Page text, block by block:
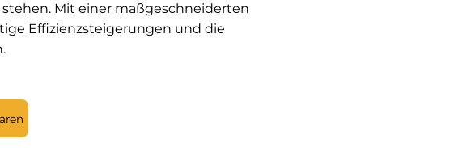
Mit einer maßgeschneiderten
Effizienzsteigerungen und die